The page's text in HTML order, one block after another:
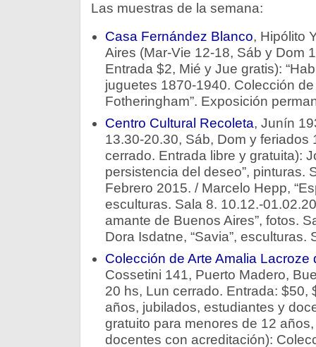
Las muestras de la semana:
Casa Fernández Blanco, Hipólito
Aires (Mar-Vie 12-18, Sáb y Dom
Entrada $2, Mié y Jue gratis):
juguetes 1870-1940. Colección
Fotheringham”. Exposición
Centro Cultural Recoleta, Juní­n
13.30-20.30, Sáb, Dom y feriados
cerrado. Entrada libre y gratuita):
persistencia del deseo”, pinturas.
Febrero 2015. / Marcelo Hepp,
esculturas. Sala 8. 10.12.-
amante de Buenos Aires”, fotos.
Dora Isdatne, “Savia”, esculturas.
Colección de Arte Amalia Lacroze
Cossetini 141, Puerto Madero,
20 hs, Lun cerrado. Entrada: $50,
años, jubilados, estudiantes y
gratuito para menores de 12
docentes con acreditación):